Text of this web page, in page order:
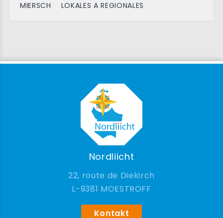
MIERSCH LOKALES A REGIONALES
Nordliicht
22, route de Diekirch
9381 MOESTROFF
Kontakt